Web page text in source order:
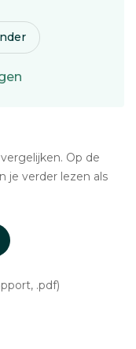
Op de
je verder lezen als
.pdf)